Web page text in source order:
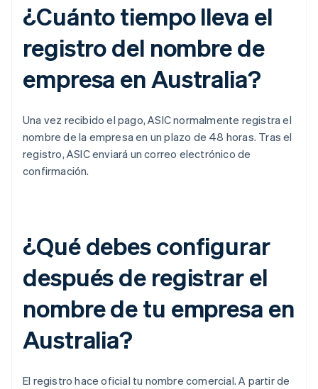
¿Cuánto tiempo lleva el
registro del nombre de
empresa en Australia?
Una vez recibido el pago, ASIC normalmente registra el
nombre de la empresa en un plazo de 48 horas. Tras el
registro, ASIC enviará un correo electrónico de
confirmación.
¿Qué debes configurar
después de registrar el
nombre de tu empresa en
Australia?
El registro hace oficial tu nombre comercial. A partir de